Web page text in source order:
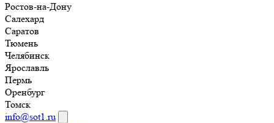
Ростов-на-Дону
Салехард
Саратов
Тюмень
Челябинск
Ярославль
Пермь
Оренбург
Томск
info@sot1.ru